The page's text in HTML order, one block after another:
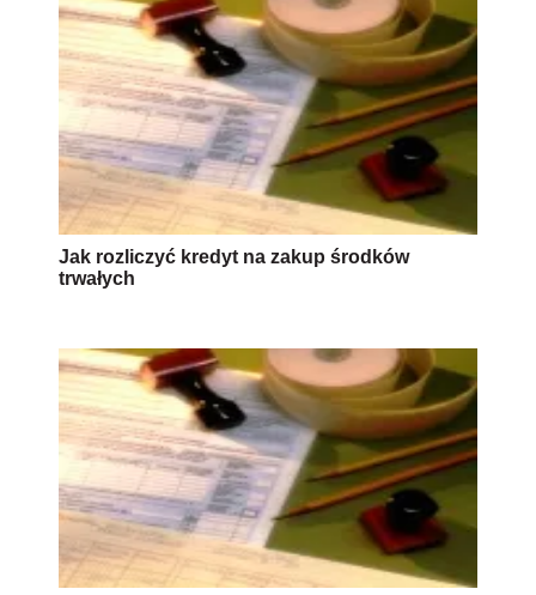
Na szybkiej amortyzacji można zyskać
AUTOPROMOCJA
Źródło:
Wersja do druku